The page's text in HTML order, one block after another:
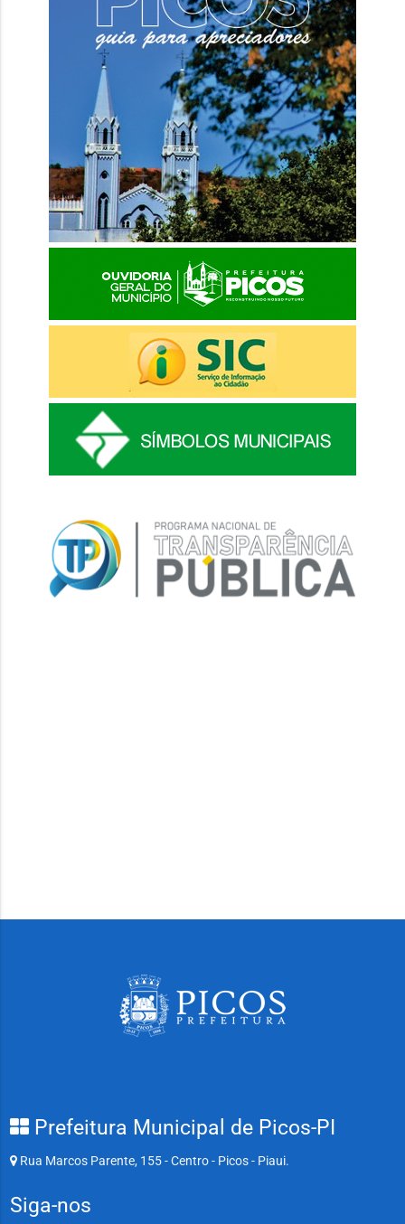
Prefeitura Municipal de Picos-PI
Rua Marcos Parente, 155 - Centro - Picos - Piaui.
Siga-nos